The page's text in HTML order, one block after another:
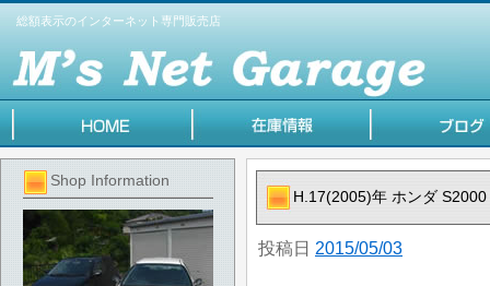
総額表示のインターネット専門販売店
Shop Information
H.17(2005)年 ホンダ
投稿日 2015/05/03